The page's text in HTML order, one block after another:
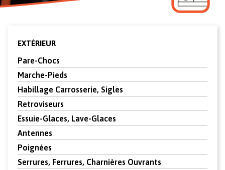
EXTÉRIEUR
Pare-Chocs
Marche-Pieds
Habillage Carrosserie, Sigles
Retroviseurs
Essuie-Glaces, Lave-Glaces
Antennes
Poignées
Serrures, Ferrures, Charnières Ouvrants